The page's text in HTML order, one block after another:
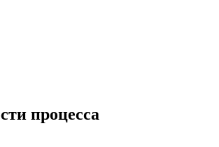
процесса